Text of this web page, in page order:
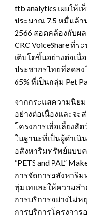
ttb analytics เผยให้
ประมาณ 7.5 หมื่นล้า
2566 สอดคล้องกับผล
CRC VoiceShare ที่
เติบโตขึ้นอย่างต่อเนื่
ประชากรไทยที่ลดลง
65% ที่เป็นกลุ่ม Pet
จากกระแสความนิยม
อย่างต่อเนื่องและจะ
โครงการเพื่อเลี้ยงสั
ในฐานะที่เป็นผู้ดำเนิ
อสังหาริมทรัพย์แบบ
“PETS and PAL”
การจัดการอสังหาริม
ทุ่มเทและให้ความส
การบริการอย่างไม่ห
การบริการโครงการ